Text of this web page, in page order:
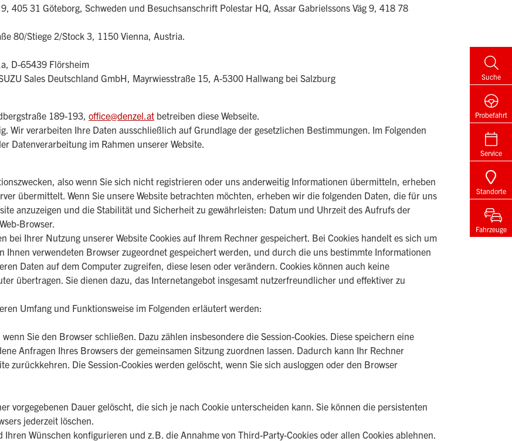
405 31 Göteborg, Schweden und Besuchsanschrift Polestar HQ, Assar Gabrielssons Väg 9, 418 78
80/Stiege 2/Stock 3, 1150 Vienna, Austria.
D-65439 Flörsheim
Sales Deutschland GmbH, Mayrwiesstraße 15, A-5300 Hallwang bei Salzburg
189-193, office@denzel.at betreiben diese Webseite.
Wir verarbeiten Ihre Daten ausschließlich auf Grundlage der gesetzlichen Bestimmungen. Im Folgenden
Datenverarbeitung im Rahmen unserer Website.
also wenn Sie sich nicht registrieren oder uns anderweitig Informationen übermitteln, erheben
übermittelt. Wenn Sie unsere Website betrachten möchten, erheben wir die folgenden Daten, die für uns
anzuzeigen und die Stabilität und Sicherheit zu gewährleisten: Datum und Uhrzeit des Aufrufs der
Browser.
bei Ihrer Nutzung unserer Website Cookies auf Ihrem Rechner gespeichert. Bei Cookies handelt es sich um
Ihnen verwendeten Browser zugeordnet gespeichert werden, und durch die uns bestimmte Informationen
Daten auf dem Computer zugreifen, diese lesen oder verändern. Cookies können auch keine
übertragen. Sie dienen dazu, das Internetangebot insgesamt nutzerfreundlicher und effektiver zu
Umfang und Funktionsweise im Folgenden erläutert werden:
Sie den Browser schließen. Dazu zählen insbesondere die Session-Cookies. Diese speichern eine
Anfragen Ihres Browsers der gemeinsamen Sitzung zuordnen lassen. Dadurch kann Ihr Rechner
zurückkehren. Die Session-Cookies werden gelöscht, wenn Sie sich ausloggen oder den Browser
vorgegebenen Dauer gelöscht, die sich je nach Cookie unterscheiden kann. Sie können die persistenten
jederzeit löschen.
Wünschen konfigurieren und z.B. die Annahme von Third-Party-Cookies oder allen Cookies ablehnen.
Suche
Probefahrt
Service
Standorte
Fahrzeuge